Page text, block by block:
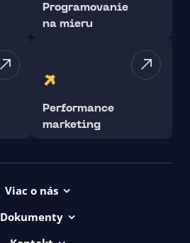
Programovanie
na mieru
Performance
marketing
Viac o nás
Dokumenty